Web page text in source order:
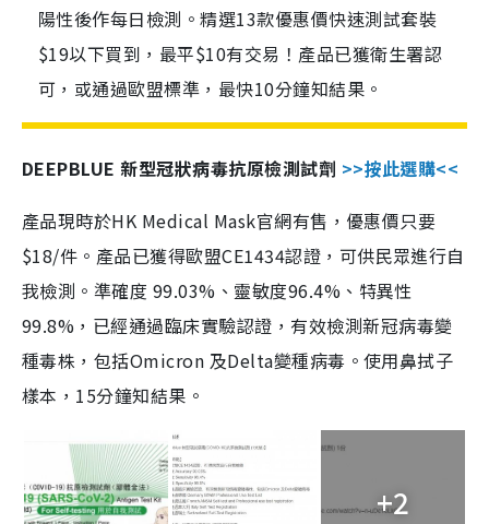
陽性後作每日檢測。精選13款優惠價快速測試套裝
$19以下買到，最平$10有交易！產品已獲衛生署認
可，或通過歐盟標準，最快10分鐘知結果。
DEEPBLUE 新型冠狀病毒抗原檢測試劑 >>按此選購<<
產品現時於HK Medical Mask官網有售，優惠價只要
$18/件。產品已獲得歐盟CE1434認證，可供民眾進行自
我檢測。準確度 99.03%、靈敏度96.4%、特異性
99.8%，已經通過臨床實驗認證，有效檢測新冠病毒變
種毒株，包括Omicron 及Delta變種病毒。使用鼻拭子
樣本，15分鐘知結果。
+2